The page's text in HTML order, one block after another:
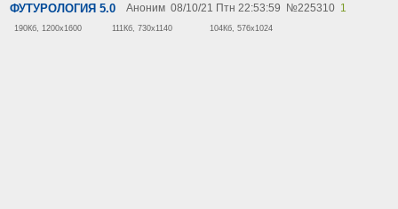
ФУТУРОЛОГИЯ 5.0 Аноним 08/10/21 Птн 22:53:59 №225310 1
190Кб, 1200x1600 111Кб, 730x1140 104Кб, 576x1024